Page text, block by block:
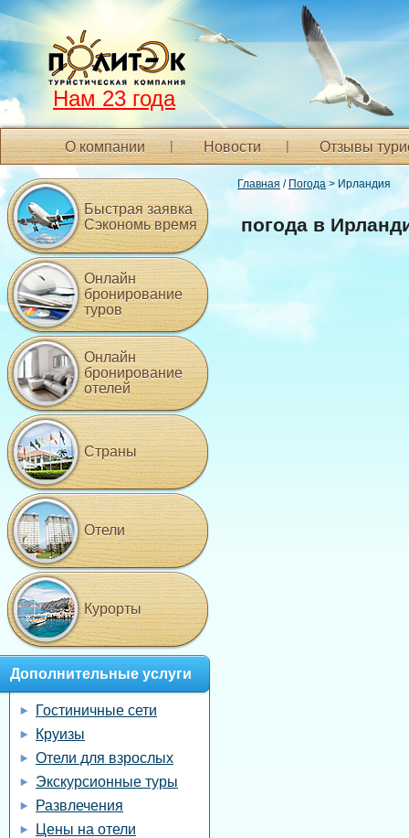
Нам 23 года
О компании Новости Отзывы
Главная / Погода> Ирландия
погода в
Быстрая заявка
Сэкономь время
Онлайн
бронирование
туров
Онлайн
бронирование
отелей
Страны
Отели
Курорты
Дополнительные услуги
Гостиничные сети
Круизы
Отели для взрослых
Экскурсионные туры
Развлечения
Цены на отели